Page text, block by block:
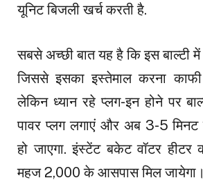
यूनिट बिजली खर्च करती है.
सबसे अच्छी बात यह है कि इस बाल्टी में
जिससे इसका इस्तेमाल करना
लेकिन ध्यान रहे प्लग-इन होने पर
पावर प्लग लगाएं और अब 3-5 मिनट
हो जाएगा. इंस्टेंट बकेट वॉटर हीटर
महज 2,000 के आसपास मिल जायेगा।